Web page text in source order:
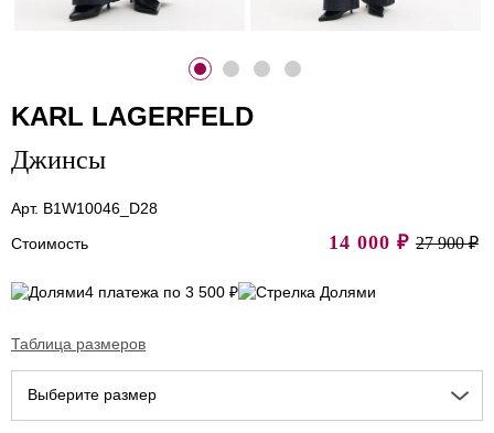
KARL LAGERFELD
Джинсы
Арт. B1W10046_D28
Стоимость
14 000 ₽ 27 900 ₽
4 платежа по 3 500 ₽
Таблица размеров
Выберите размер